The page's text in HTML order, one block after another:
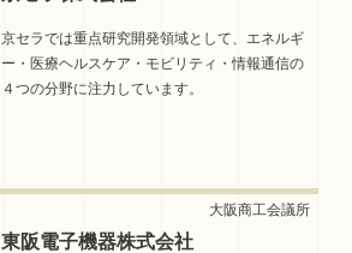
京セラでは重点研究開発領域として、エネルギ
ー・医療ヘルスケア・モビリティ・情報通信の
４つの分野に注力しています。
東阪電子機器株式会社